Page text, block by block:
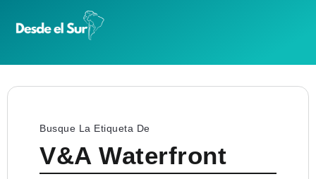
Busque La Etiqueta De
V&A Waterfront